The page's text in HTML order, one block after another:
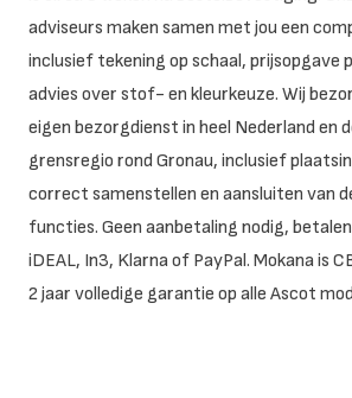
adviseurs maken samen met jou een
inclusief tekening op schaal, prijsopgave
advies over stof- en kleurkeuze. Wij
eigen bezorgdienst in heel Nederland en
grensregio rond Gronau, inclusief
correct samenstellen en aansluiten van
functies. Geen aanbetaling nodig,
iDEAL, In3, Klarna of PayPal. Mokana is
2 jaar volledige garantie op alle Ascot